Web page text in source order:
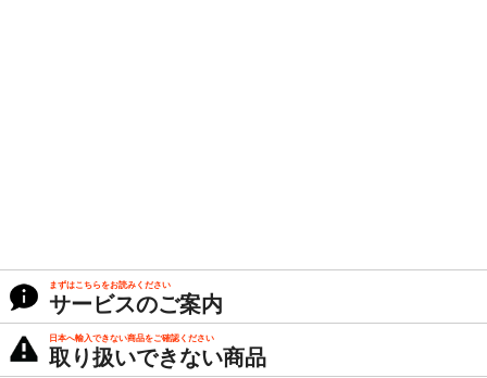
まずはこちらをお読みください
サービスのご案内
日本へ輸入できない商品をご確認ください
取り扱いできない商品